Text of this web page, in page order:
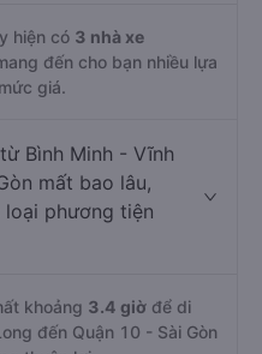
hiện có 3 nhà xe
đến cho bạn nhiều lựa
giá.
Bình Minh - Vĩnh
mất bao lâu,
phương tiện
khoảng 3.4 giờ để di
đến Quận 10 - Sài Gòn